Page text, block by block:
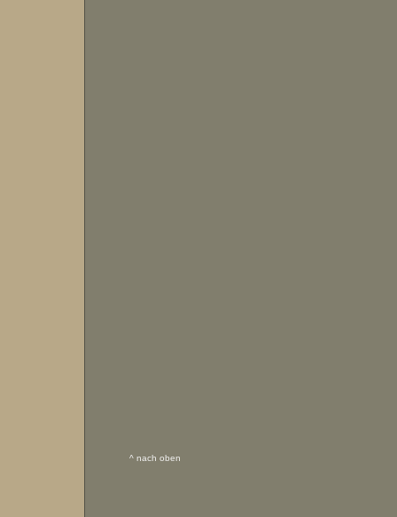
^ nach oben